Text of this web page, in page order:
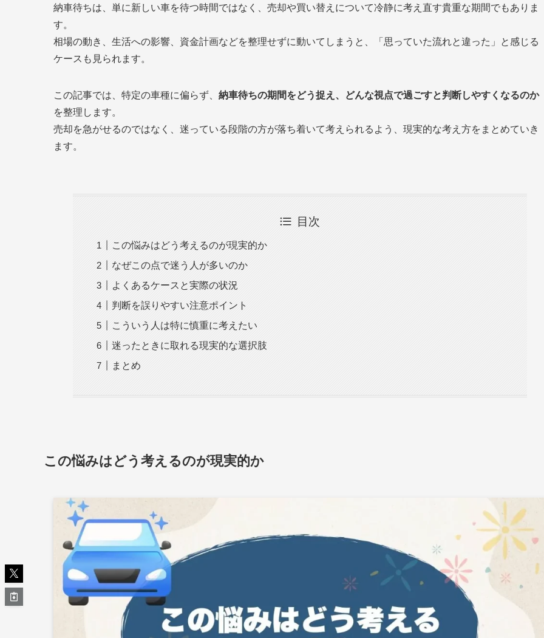
納車待ちは、単に新しい車を待つ時間ではなく、売却や買い替えについて冷静に考え直す貴重な期間でもありま
す。
相場の動き、生活への影響、資金計画などを整理せずに動いてしまうと、「思っていた流れと違った」と感じる
ケースも見られます。
この記事では、特定の車種に偏らず、 納車待ちの期間をどう捉え、どんな視点で過ごすと判断しやすくなるのか
を整理します。
売却を急がせるのではなく、迷っている段階の方が落ち着いて考えられるよう、現実的な考え方をまとめていき
ます。
目次
この悩みはどう考えるのが現実的か
なぜこの点で迷う人が多いのか
よくあるケースと実際の状況
判断を誤りやすい注意ポイント
こういう人は特に慎重に考えたい
迷ったときに取れる現実的な選択肢
まとめ
この悩みはどう考えるのが現実的か